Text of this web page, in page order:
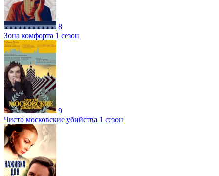
8
Зона комфорта 1 сезон
9
Чисто московские убийства 1 сезон